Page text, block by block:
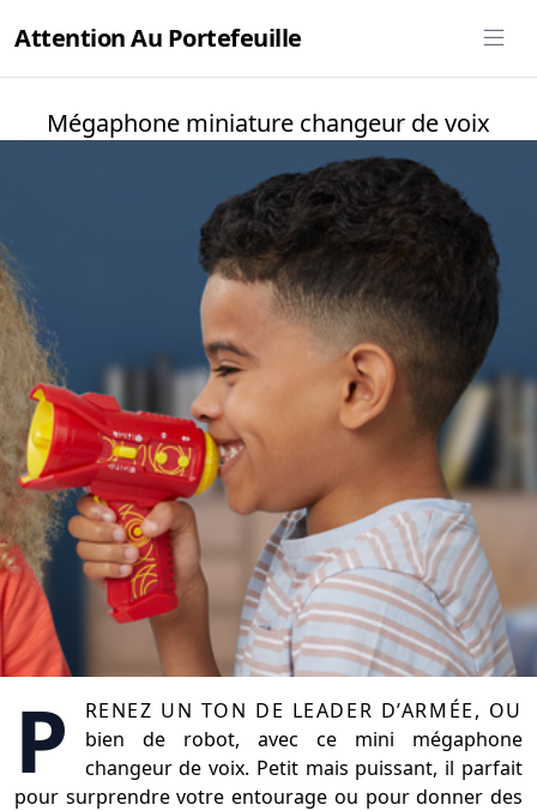
Attention Au Portefeuille
Mégaphone miniature changeur de voix
P
renez un ton de leader d’armée, ou
bien de robot, avec ce mini mégaphone
changeur de voix. Petit mais puissant, il parfait
pour surprendre votre entourage ou pour donner des